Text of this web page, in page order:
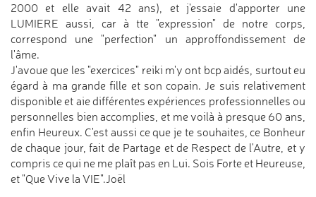
2000 et elle avait 42 ans), et j'essaie d'apporter une
LUMIERE aussi, car à tte "expression" de notre corps,
correspond une "perfection" un approffondissement de
l'âme.
J'avoue que les "exercices" reiki m'y ont bcp aidés, surtout eu
égard à ma grande fille et son copain. Je suis relativement
disponible et aie différentes expériences professionnelles ou
personnelles bien accomplies, et me voilà à presque 60 ans,
enfin Heureux. C'est aussi ce que je te souhaites, ce Bonheur
de chaque jour, fait de Partage et de Respect de l'Autre, et y
compris ce qui ne me plaît pas en Lui. Sois Forte et Heureuse,
et "Que Vive la VIE".Joël